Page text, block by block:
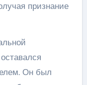
признание
Он был